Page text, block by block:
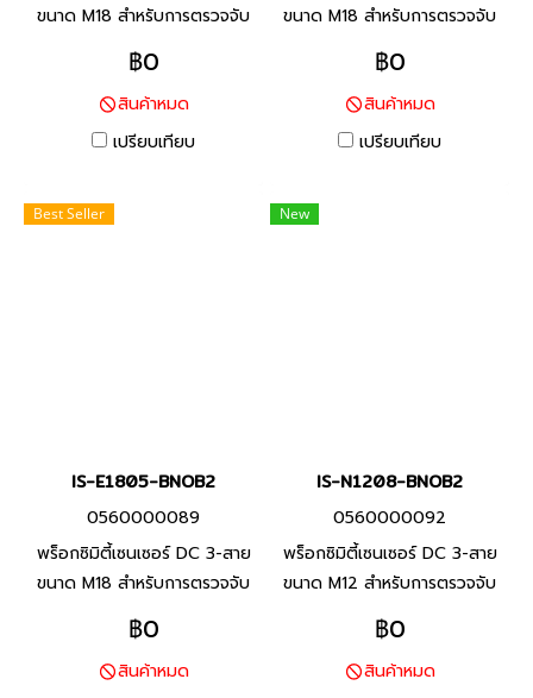
ขนาด M18 สำหรับการตรวจจับ
โลหะประเภทเหล็ก ทนต่อสภาพ
แวดล้อมด้วยสายมาตราฐานที่ทำ
จาก PVC ทนน้ำมัน และพื้นผิว
ตรวจจับที่ทำจากวัสดุที่ทนต่อ
฿0
สินค้าหมด
เปรียบเทียบ
ขนาด M18 สำหรับการตรวจจับ
โลหะประเภทเหล็ก ทนต่อสภาพ
แวดล้อมด้วยสายมาตราฐานที่ทำ
จาก PVC ทนน้ำมัน และพื้นผิว
ตรวจจับที่ทำจากวัสดุที่ทนต่อ
฿0
สินค้าหมด
เปรียบเทียบ
Best Seller
IS-E1805-BNOB2
0560000089
พร็อกซิมิตี้เซนเซอร์ DC 3-สาย
ขนาด M18 สำหรับการตรวจจับ
โลหะประเภทเหล็ก ทนต่อสภาพ
แวดล้อมด้วยสายมาตราฐานที่ทำ
จาก PVC ทนน้ำมัน และพื้นผิว
฿0
สินค้าหมด
New
IS-N1208-BNOB2
0560000092
พร็อกซิมิตี้เซนเซอร์ DC 3-สาย
ขนาด M12 สำหรับการตรวจจับ
โลหะประเภทเหล็ก ทนต่อสภาพ
แวดล้อมด้วยสายมาตราฐานที่ทำ
จาก PVC ทนน้ำมัน และพื้นผิว
฿0
สินค้าหมด